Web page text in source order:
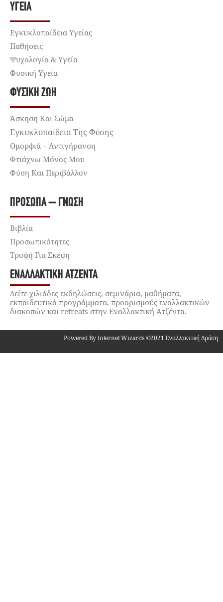
ΥΓΕΊΑ
Εγκυκλοπαίδεια Υγείας
Παθήσεις
Ψυχολογία & Υγεία
Φυσική Υγεία
ΦΥΣΙΚΉ ΖΩΉ
Άσκηση Και Σώμα
Εγκυκλοπαίδεια Της Φύσης
Ομορφιά – Αντιγήρανση
Φτιάχνω Μόνος Μου
Φύση Και Περιβάλλον
ΠΡΌΣΩΠΑ – ΓΝΏΣΗ
Βιβλία
Προσωπικότητες
Τροφή Για Σκέψη
ΕΝΑΛΛΑΚΤΙΚΉ ΑΤΖΈΝΤΑ
Δείτε χιλιάδες εκδηλώσεις, σεμινάρια, μαθήματα,
εκπαιδευτικά προγράμματα, προορισμούς εναλλακτικών
διακοπών και retreats στην Εναλλακτική Ατζέντα.
Powered By Internet Wizards ©2021 Εναλλακτική Δράση